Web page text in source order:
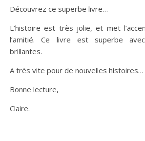
Découvrez ce superbe livre…
L’histoire est très jolie, et met
l’amitié. Ce livre est superbe
brillantes.
A très vite pour de nouvelles histoires…
Bonne lecture,
Claire.